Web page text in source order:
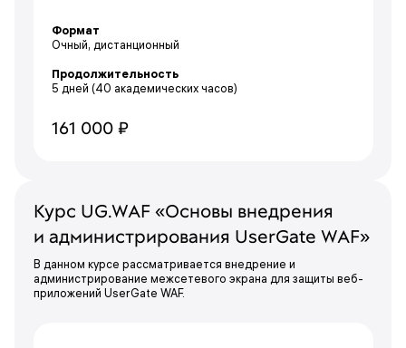
Формат
Очный, дистанционный
Продолжительность
5 дней (40 академических часов)
161 000 ₽
Курс UG.WAF «Основы внедрения
и администрирования UserGate WAF»
В данном курсе рассматривается внедрение и
администрирование межсетевого экрана для защиты веб-
приложений UserGate WAF.